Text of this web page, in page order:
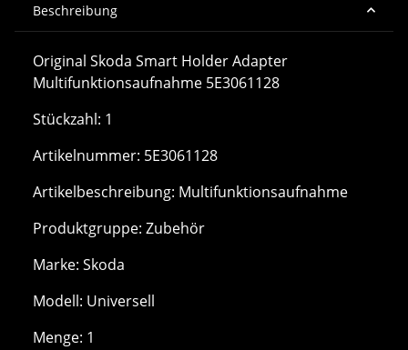
Beschreibung
Original Skoda Smart Holder Adapter
Multifunktionsaufnahme 5E3061128
Stückzahl: 1
Artikelnummer: 5E3061128
Artikelbeschreibung: Multifunktionsaufnahme
Produktgruppe: Zubehör
Marke: Skoda
Modell: Universell
Menge: 1